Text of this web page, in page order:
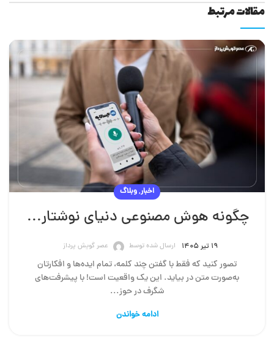
مقالات مرتبط
اخبار,وبلاگ
چگونه هوش مصنوعی دنیای نوشتار را دگرگون می‌کند؟
۱۹ تیر ۱۴۰۵ ارسال شده توسط عصر گویش پرداز
تصور کنید که فقط با گفتن چند کلمه، تمام ایده‌ها و افکارتان
به‌صورت متن در بیاید. این یک واقعیت است! با پیشرفت‌های
شگرف در حوز...
ادامه خواندن